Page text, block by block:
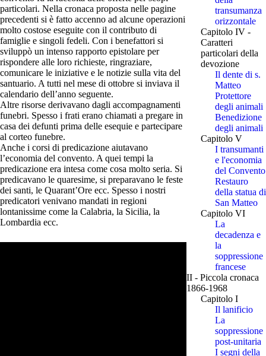
particolari. Nella cronaca proposta nelle pagine
precedenti si è fatto accenno ad alcune operazioni
molto costose eseguite con il contributo di
famiglie e singoli fedeli. Con i benefattori si
sviluppò un intenso rapporto epistolare per
rispondere alle loro richieste, ringraziare,
comunicare le iniziative e le notizie sulla vita del
santuario. A tutti nel mese di ottobre si inviava il
calendario dell’anno seguente.
Altre risorse derivavano dagli accompagnamenti
funebri. Spesso i frati erano chiamati a pregare in
casa dei defunti prima delle esequie e partecipare
al corteo funebre.
Anche i corsi di predicazione aiutavano
l’economia del convento. A quei tempi la
predicazione era intesa come cosa molto seria. Si
predicavano le quaresime, si preparavano le feste
dei santi, le Quarant’Ore ecc. Spesso i nostri
predicatori venivano mandati in regioni
lontanissime come la Calabria, la Sicilia, la
Lombardia ecc.
transumanza
orizzontale
Capitolo IV -
Caratteri
particolari della
devozione
Il dente di s.
Matteo
Protettore
degli animali
Benedizione
degli animali
Capitolo V
I transumanti
e l'economia
del Convento
Restauro
della statua di
San Matteo
Capitolo VI
La
decadenza e
la
soppressione
francese
II - Piccola cronaca
1866-1968
Capitolo I
Il lanificio
La
soppressione
post-unitaria
I segni della